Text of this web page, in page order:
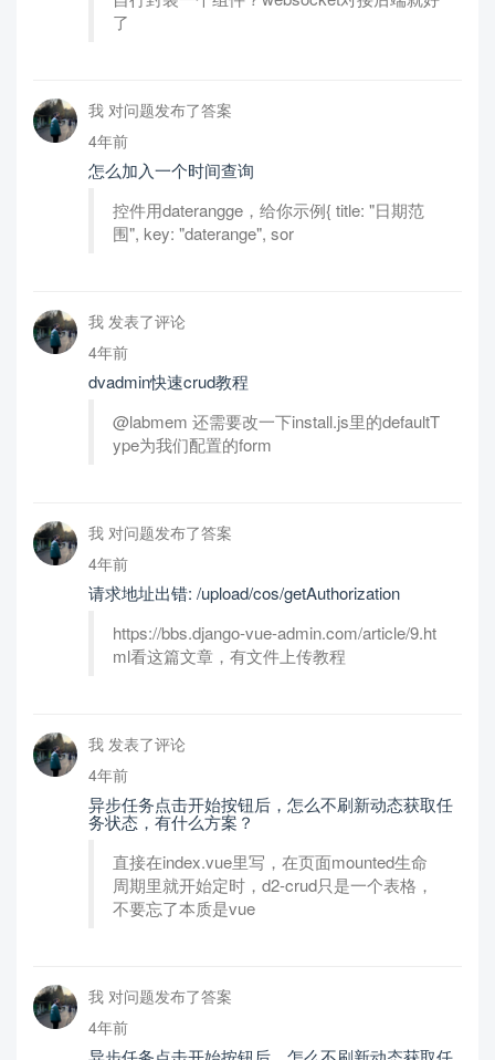
了
我 对问题发布了答案
4年前
怎么加入一个时间查询
控件用daterangge，给你示例{ title: "日期范
围", key: "daterange", sor
我 发表了评论
4年前
dvadmin快速crud教程
@labmem 还需要改一下install.js里的defaultT
ype为我们配置的form
我 对问题发布了答案
4年前
请求地址出错: /upload/cos/getAuthorization
https://bbs.django-vue-admin.com/article/9.ht
ml看这篇文章，有文件上传教程
我 发表了评论
4年前
异步任务点击开始按钮后，怎么不刷新动态获取任
务状态，有什么方案？
直接在index.vue里写，在页面mounted生命
周期里就开始定时，d2-crud只是一个表格，
不要忘了本质是vue
我 对问题发布了答案
4年前